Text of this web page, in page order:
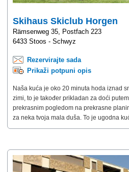
Skihaus Skiclub Horgen
Rämsenweg 35, Postfach 223
6433 Stoos - Schwyz
Rezervirajte sada
Prikaži potpuni opis
Naša kuća je oko 20 minuta hoda iznad
zimi, to je također prikladan za doći
prekrasnim pogledom na prekrasne
za neka tvoja mala duša. To je ugodna